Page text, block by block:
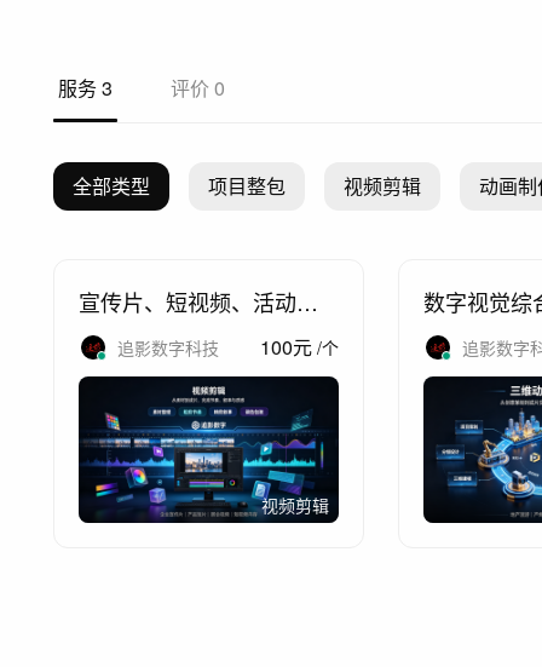
服务3 评价 0
全部类型 项目整包 视频剪辑 动画制
宣传片、短视频、活动、
年会等剪辑服务
追影数字科技 100元 /个
视频剪辑
数字视觉综
追影数字